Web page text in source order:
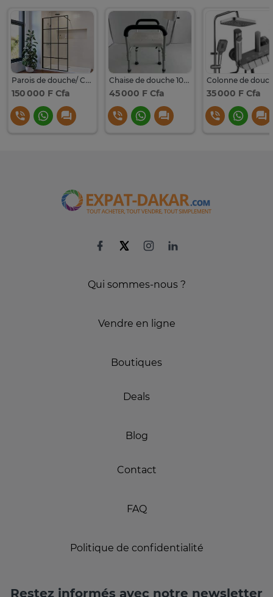
Parois de douche/ Cabine de Douche
150 000 F Cfa
Chaise de douche 100 % neuve
45 000 F Cfa 35 000 F Cfa
Qui sommes-nous ?
Vendre en ligne
Boutiques
Deals
Blog
Contact
FAQ
Politique de confidentialité
Restez informés avec notre newsletter